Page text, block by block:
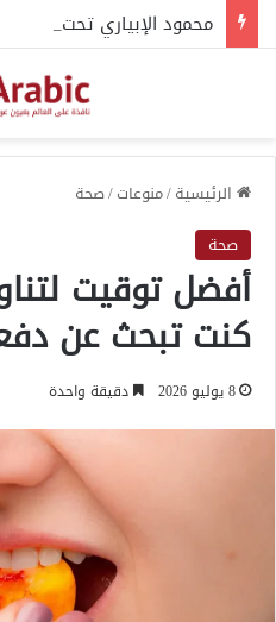
الرئيسية/منوعات/صحة
صحة
أفضل توقيت
كنت تبحث عن
8 يوليو 2026 دقيقة واحدة